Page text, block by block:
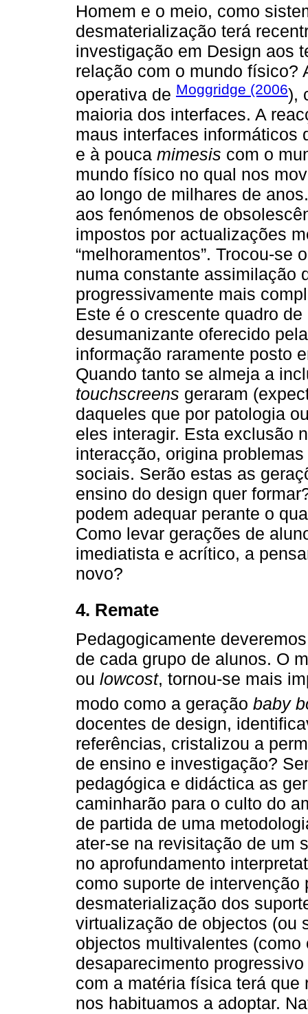
Homem e o meio, como
desmaterialização terá
investigação em Design aos
relação com o mundo físico?
operativa de Moggridge (2006),
maioria dos interfaces. A
maus interfaces informáticos
e à pouca mimesis com o
mundo físico no qual nos
ao longo de milhares de
aos fenómenos de
impostos por actualizações
“melhoramentos”. Trocou-se
numa constante assimilação
progressivamente mais
Este é o crescente quadro
desumanizante oferecido
informação raramente posto
Quando tanto se almeja a
touchscreens geraram
daqueles que por patologia
eles interagir. Esta exclusão
interacção, origina
sociais. Serão estas as
ensino do design quer
podem adequar perante o
Como levar gerações de
imediatista e acrítico, a
novo?
4. Remate
Pedagogicamente
de cada grupo de alunos. O
ou lowcost, tornou-se mais
modo como a geração baby
docentes de design,
referências, cristalizou a
de ensino e investigação?
pedagógica e didáctica as
caminharão para o culto do
de partida de uma
ater-se na revisitação de um
no aprofundamento
como suporte de intervenção
desmaterialização dos
virtualização de objectos (ou
objectos multivalentes
desaparecimento
com a matéria física terá
nos habituamos a adoptar.